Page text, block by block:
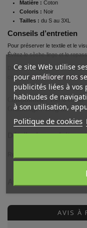
Matière : Coton
Coloris : Noir
Tailles : du S au 3XL
Conseils d’entretien
Pour préserver le textile et le
Évitez le sèche-linge et le
Découvrez aussi nos autres
collection Blue Raven By
Composition : 100% coton
Grammage : 185g/m²
Détails du produit
AVIS À
Ce site Web utilise
pour améliorer nos
publicités liées à vos
habitudes de
à son utilisation,
Politique de cookies